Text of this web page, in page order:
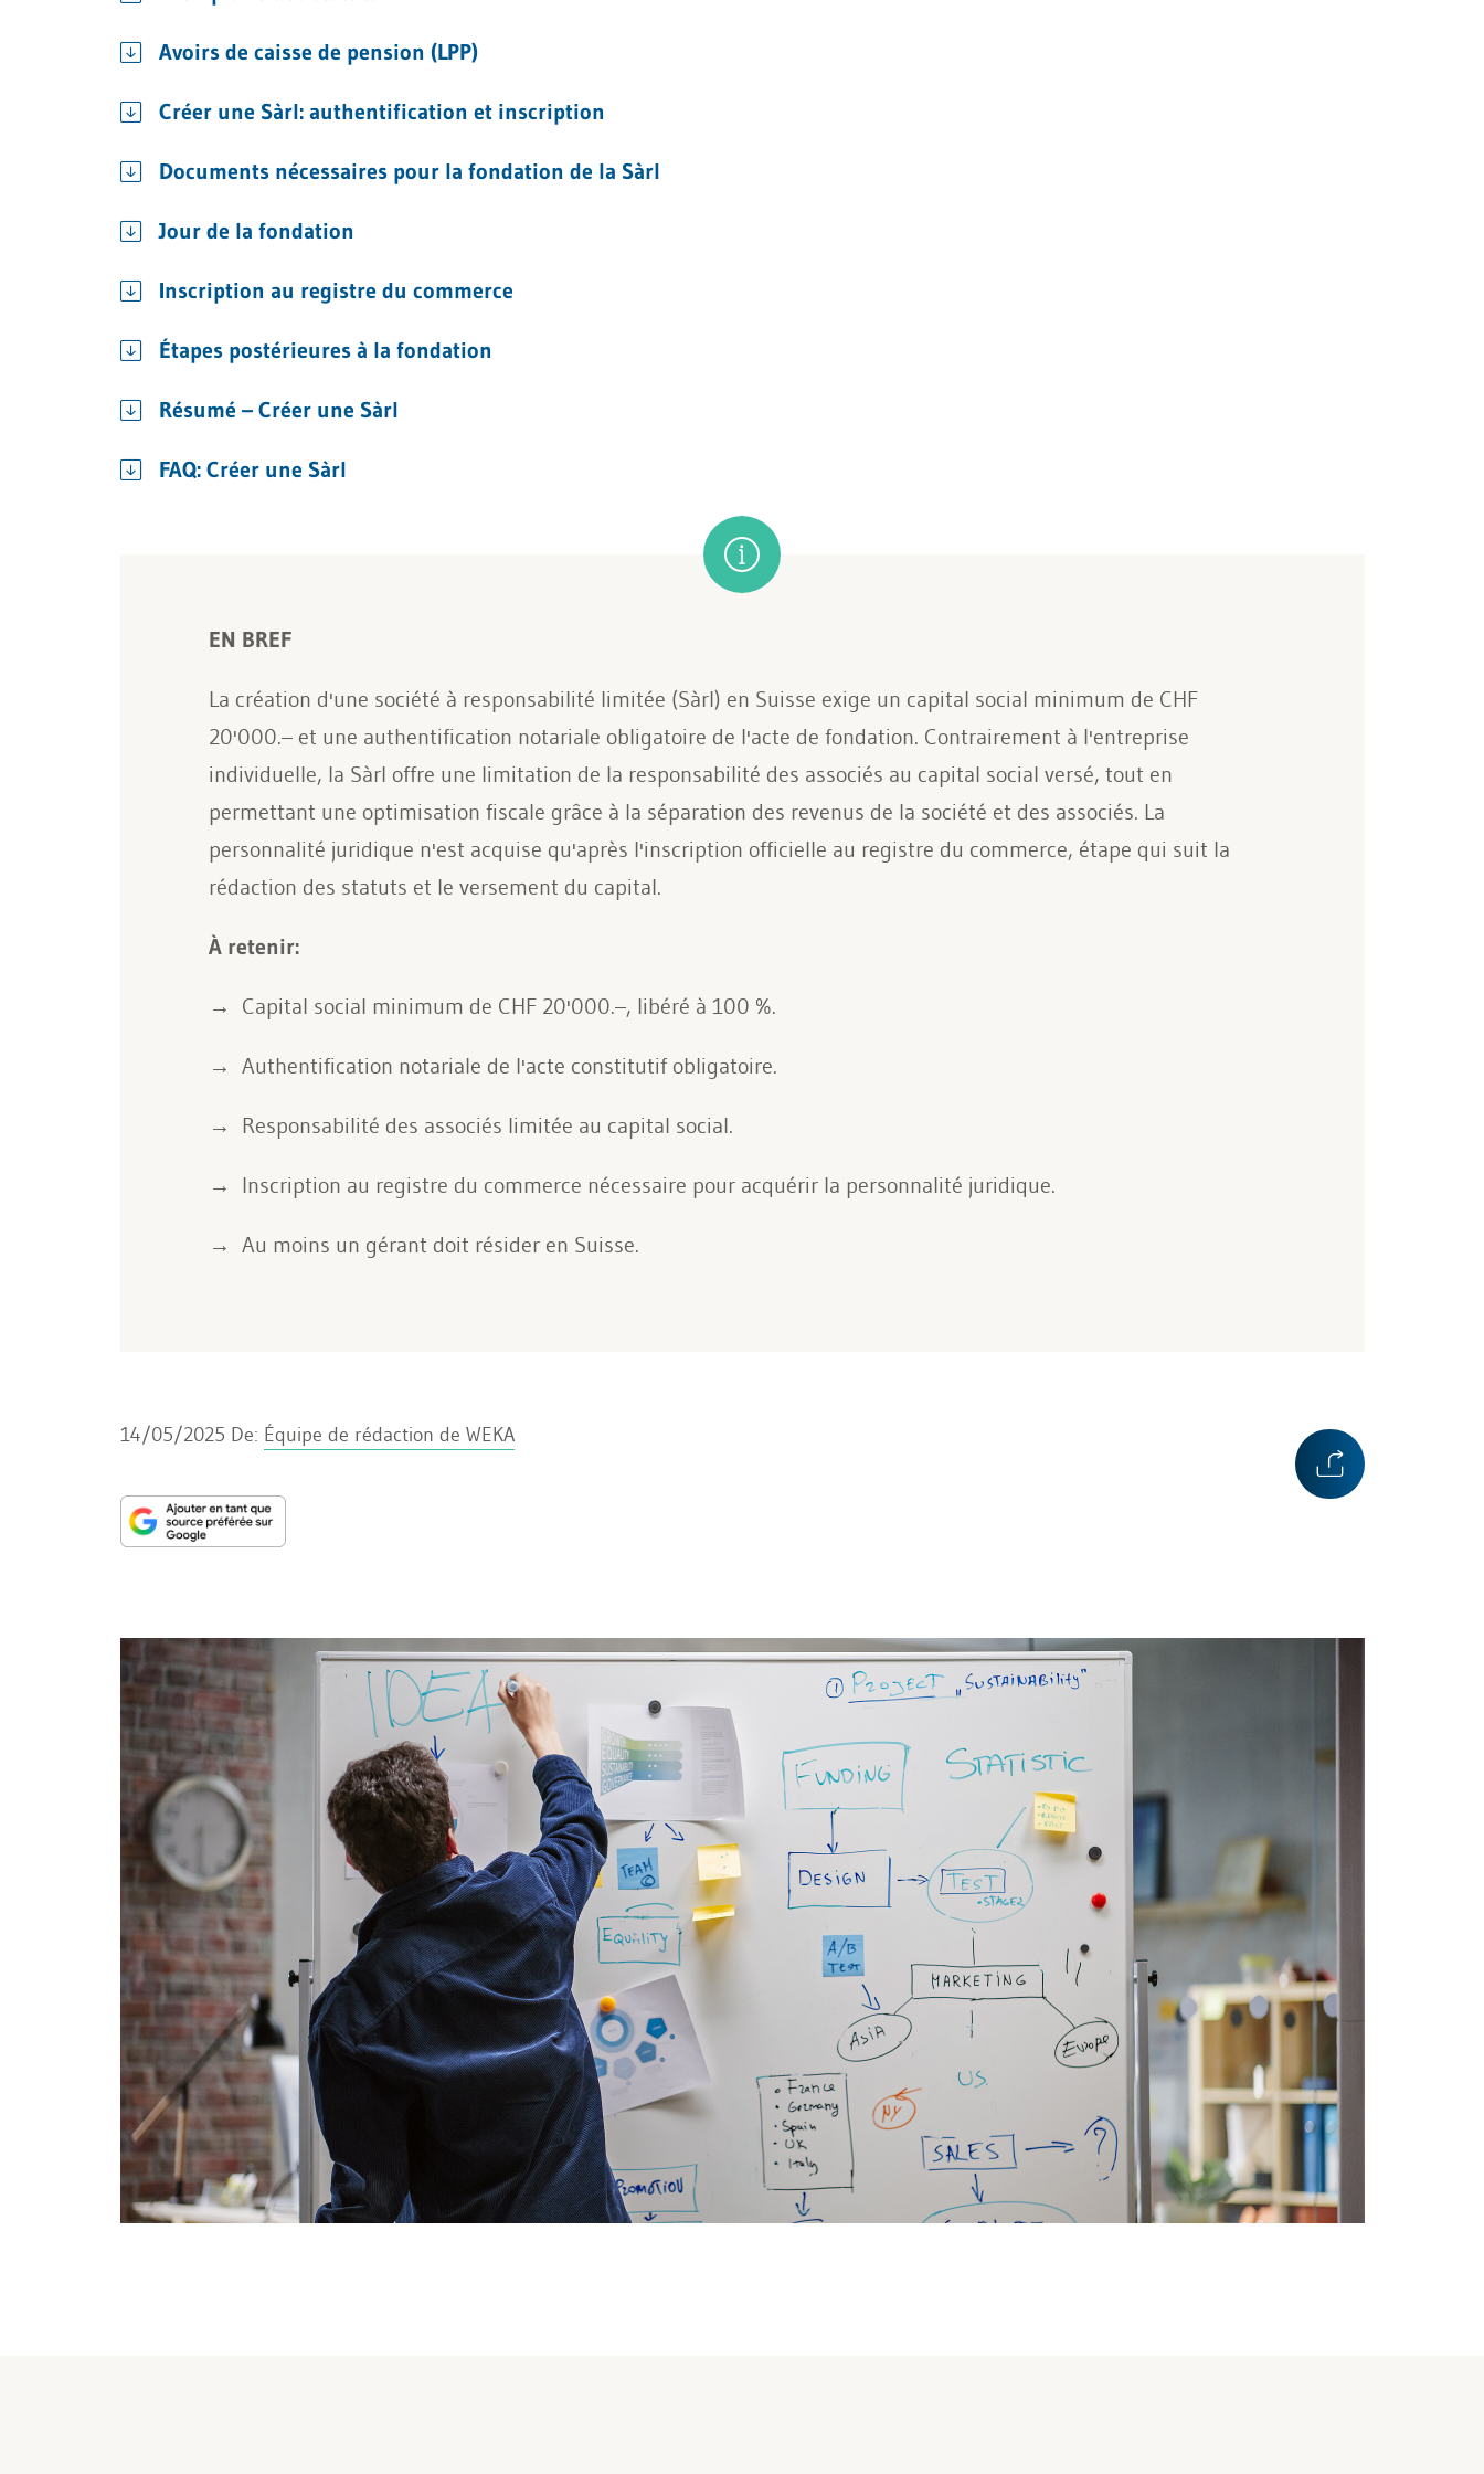
Avoirs de caisse de pension (LPP)
Créer une Sàrl: authentification et inscription
Documents nécessaires pour la fondation de la Sàrl
Jour de la fondation
Inscription au registre du commerce
Étapes postérieures à la fondation
Résumé – Créer une Sàrl
FAQ: Créer une Sàrl
EN BREF
La création d'une société à responsabilité limitée (Sàrl) en Suisse exige un capital social minimum de CHF
20'000.– et une authentification notariale obligatoire de l'acte de fondation. Contrairement à l'entreprise
individuelle, la Sàrl offre une limitation de la responsabilité des associés au capital social versé, tout en
permettant une optimisation fiscale grâce à la séparation des revenus de la société et des associés. La
personnalité juridique n'est acquise qu'après l'inscription officielle au registre du commerce, étape qui suit la
rédaction des statuts et le versement du capital.
À retenir:
Capital social minimum de CHF 20'000.–, libéré à 100 %.
Authentification notariale de l'acte constitutif obligatoire.
Responsabilité des associés limitée au capital social.
Inscription au registre du commerce nécessaire pour acquérir la personnalité juridique.
Au moins un gérant doit résider en Suisse.
14/05/2025 De: Équipe de rédaction de WEKA